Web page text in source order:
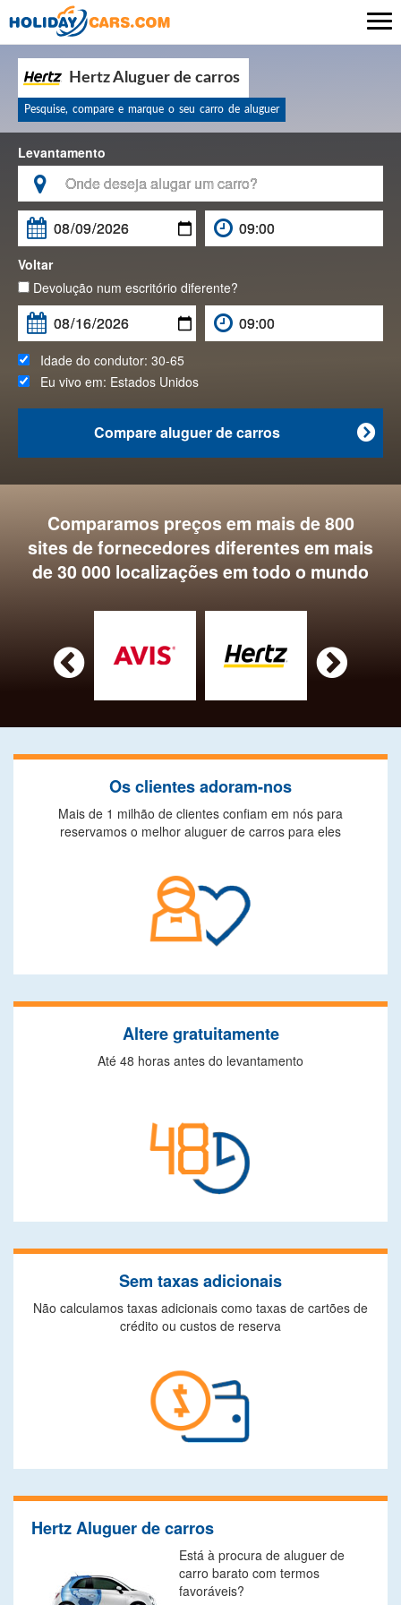
Hertz Aluguer de carros
Pesquise, compare e marque o seu carro de aluguer
Levantamento


Voltar
Devolução num escritório diferente?
Idade do condutor: 30-65
Eu vivo em: Estados Unidos

Compare aluguer de carros
Comparamos preços em mais de 800
sites de fornecedores diferentes em mais
de 30 000 localizações em todo o mundo
 
Os clientes adoram-nos
Mais de 1 milhão de clientes confiam em nós para
reservamos o melhor aluguer de carros para eles
Altere gratuitamente
Até 48 horas antes do levantamento
Sem taxas adicionais
Não calculamos taxas adicionais como taxas de cartões de
crédito ou custos de reserva
Hertz Aluguer de carros
Está à procura de aluguer de
carro barato com termos
favoráveis?